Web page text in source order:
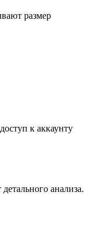
размер
к аккаунту
анализа.